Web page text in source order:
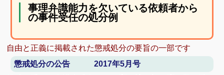
事理弁識能力を欠いている依頼者から
の事件受任の処分例
自由と正義に掲載された懲戒処分の要旨の一部です
懲戒処分の公告 2017年5月号